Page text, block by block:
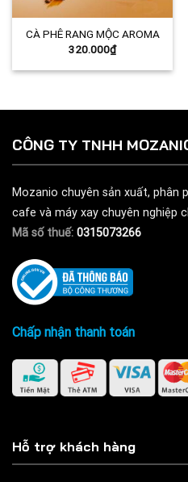
CÀ PHÊ RANG MỘC AROMA
320.000₫
CÔNG TY TNHH
Mozanio chuyên sản xuất, phân
cafe và máy xay chuyên nghiệp
Mã số thuế: 0315073266
Chấp nhận thanh toán
Hỗ trợ khách hàng